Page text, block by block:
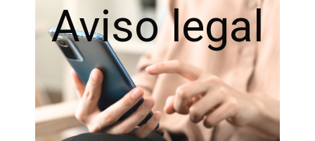
Aviso legal